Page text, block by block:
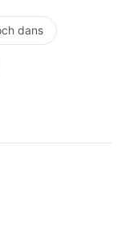
sinnelag och
prisar honom
frälsta av
blivit
att
dans